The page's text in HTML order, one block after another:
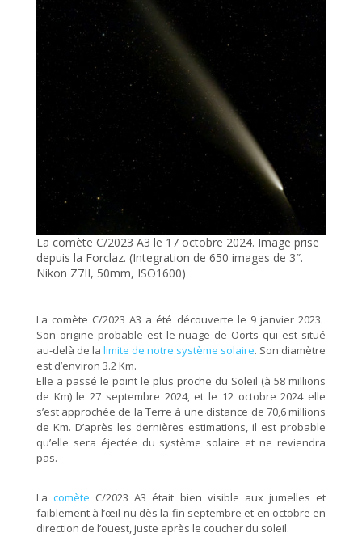
La comète C/2023 A3 le 17 octobre 2024. Image prise
depuis la Forclaz. (Integration de 650 images de 3″.
Nikon Z7II, 50mm, ISO1600)
La comète C/2023 A3 a été découverte le 9 janvier 2023.
Son origine probable est le nuage de Oorts qui est situé
au-delà de la limite de notre système solaire. Son diamètre
est d’environ 3.2 Km.
Elle a passé le point le plus proche du Soleil (à 58 millions
de Km) le 27 septembre 2024, et le 12 octobre 2024 elle
s’est approchée de la Terre à une distance de 70,6 millions
de Km. D’après les dernières estimations, il est probable
qu’elle sera éjectée du système solaire et ne reviendra
pas.
La comète C/2023 A3 était bien visible aux jumelles et
faiblement à l’œil nu dès la fin septembre et en octobre en
direction de l’ouest, juste après le coucher du soleil.